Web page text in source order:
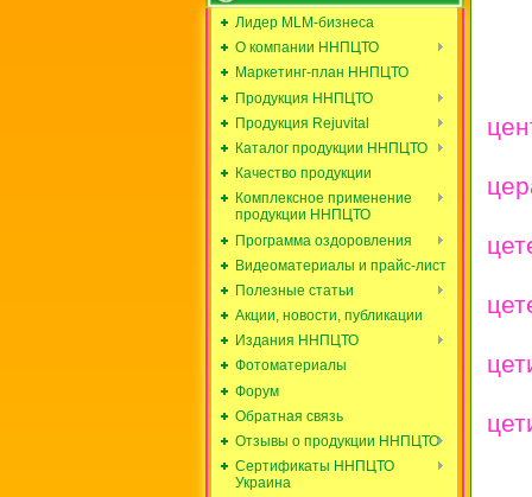
Лидер MLM-бизнеса
О компании ННПЦТО
Маркетинг-план ННПЦТО
Продукция ННПЦТО
Продукция Rejuvital
Каталог продукции ННПЦТО
Качество продукции
Комплексное применение
продукции ННПЦТО
Программа оздоровления
Видеоматериалы и прайс-лист
Полезные статьи
Акции, новости, публикации
Издания ННПЦТО
Фотоматериалы
Форум
Обратная связь
Отзывы о продукции ННПЦТО
Сертификаты ННПЦТО
Украина